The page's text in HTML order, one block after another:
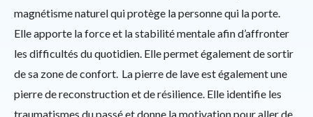
magnétisme naturel qui protège la personne qui la porte.
Elle apporte la force et la stabilité mentale afin d’affronter
les difficultés du quotidien. Elle permet également de sortir
de sa zone de confort. La pierre de lave est également une
pierre de reconstruction et de résilience. Elle identifie les
traumatismes du passé et donne la motivation pour aller de